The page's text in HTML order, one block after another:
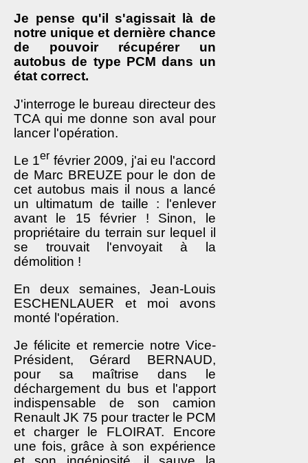
Je pense qu'il s'agissait là de
notre unique et dernière chance
de pouvoir récupérer un
autobus de type PCM dans un
état correct.
J'interroge le bureau directeur des
TCA qui me donne son aval pour
lancer l'opération.
Le 1er février 2009, j'ai eu l'accord
de Marc BREUZE pour le don de
cet autobus mais il nous a lancé
un ultimatum de taille : l'enlever
avant le 15 février ! Sinon, le
propriétaire du terrain sur lequel il
se trouvait l'envoyait à la
démolition !
En deux semaines, Jean-Louis
ESCHENLAUER et moi avons
monté l'opération.
Je félicite et remercie notre Vice-
Président, Gérard BERNAUD,
pour sa maîtrise dans le
déchargement du bus et l'apport
indispensable de son camion
Renault JK 75 pour tracter le PCM
et charger le FLOIRAT. Encore
une fois, grâce à son expérience